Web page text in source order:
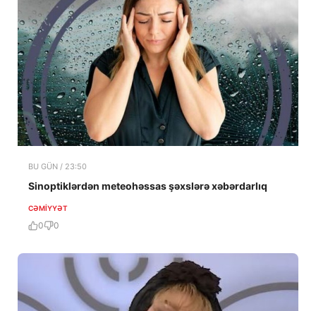
BU GÜN / 23:50
Sinoptiklərdən meteohəssas şəxslərə xəbərdarlıq
CƏMIYYƏT
0 0